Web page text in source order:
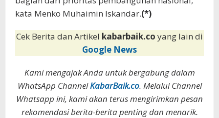
kata Menko Muhaimin Iskandar.(*)
Cek Berita dan Artikel kabarbaik.co yang lain di
Google News
Kami mengajak Anda untuk bergabung dalam
WhatsApp ChannelKabarBaik.co. Melalui Channel
Whatsapp ini, kami akan terus mengirimkan pesan
rekomendasi berita-berita penting dan menarik.